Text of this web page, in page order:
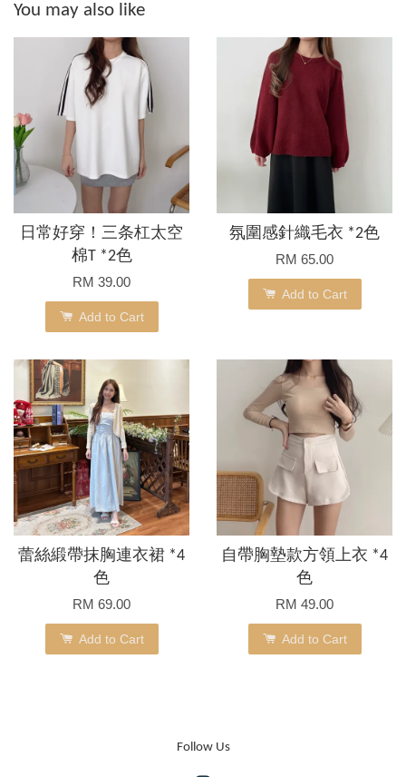
You may also like
日常好穿！三条杠太空
棉T *2色
RM 39.00
Add to Cart
氛圍感針織毛衣 *2色
RM 65.00
Add to Cart
蕾絲緞帶抹胸連衣裙 *4
色
RM 69.00
Add to Cart
自帶胸墊款方領上衣 *4
色
RM 49.00
Add to Cart
Follow Us